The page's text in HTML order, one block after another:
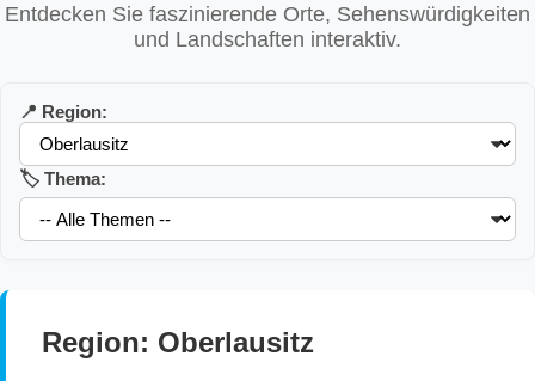
Entdecken Sie faszinierende Orte, Sehenswürdigkeiten
und Landschaften interaktiv.
📍 Region:
🏷️ Thema:
Region: Oberlausitz